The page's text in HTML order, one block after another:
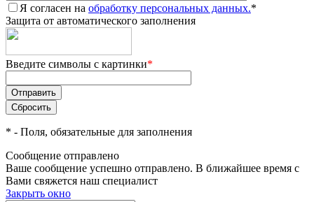
Я согласен на обработку персональных данных.*
Защита от автоматического заполнения
Введите символы с картинки*
* - Поля, обязательные для заполнения
Сообщение отправлено
Ваше сообщение успешно отправлено. В ближайшее время с
Вами свяжется наш специалист
Закрыть окно